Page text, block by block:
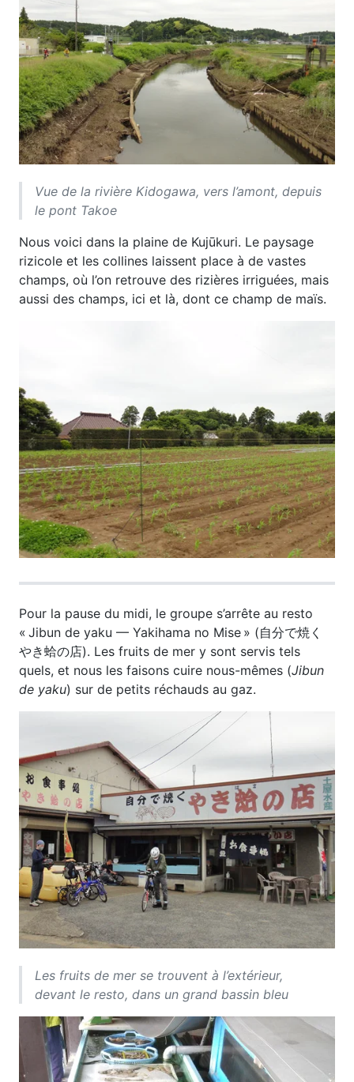
Vue de la rivière Kidogawa, vers l’amont, depuis
le pont Takoe
Nous voici dans la plaine de Kujūkuri. Le paysage
rizicole et les collines laissent place à de vastes
champs, où l’on retrouve des rizières irriguées, mais
aussi des champs, ici et là, dont ce champ de maïs.
Pour la pause du midi, le groupe s’arrête au resto
« Jibun de yaku — Yakihama no Mise » (自分で焼く
やき蛤の店). Les fruits de mer y sont servis tels
quels, et nous les faisons cuire nous-mêmes (Jibun
de yaku) sur de petits réchauds au gaz.
Les fruits de mer se trouvent à l’extérieur,
devant le resto, dans un grand bassin bleu